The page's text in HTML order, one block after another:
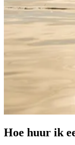
Hoe huur ik